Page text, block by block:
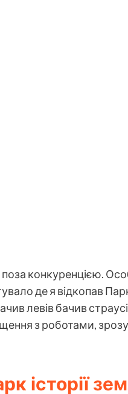
поза конкуренцією.
де я відкопав
левів бачив
з роботами,
історії